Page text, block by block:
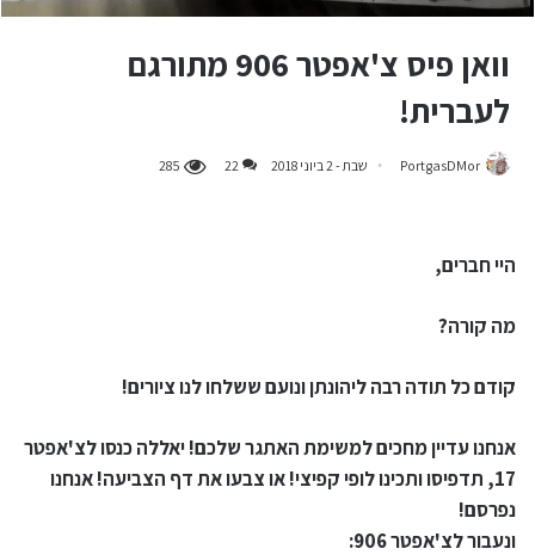
וואן פיס צ'אפטר 906 מתורגם
לעברית!
PortgasDMor שבת - 2 ביוני 2018 22
285
היי חברים,
מה קורה?
קודם כל תודה רבה ליהונתן ונועם ששלחו לנו ציורים!
אנחנו עדיין מחכים למשימת האתגר שלכם! יאללה כנסו לצ'אפטר
17, תדפיסו ותכינו לופי קפיצי! או צבעו את דף הצביעה! אנחנו
נפרסם!
ונעבור לצ'אפטר 906: